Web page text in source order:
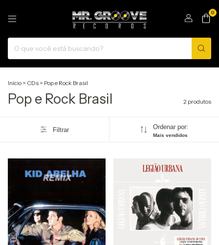
0
Início > CDs > Pop e Rock Brasil
Pop e Rock Brasil 2 produtos
Filtrar Ordenar por:
Mais vendidos